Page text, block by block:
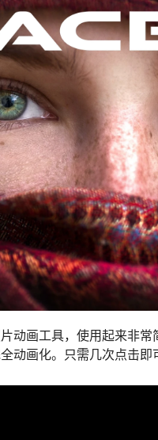
动画工具，使用起来非
动画化。只需几次点击